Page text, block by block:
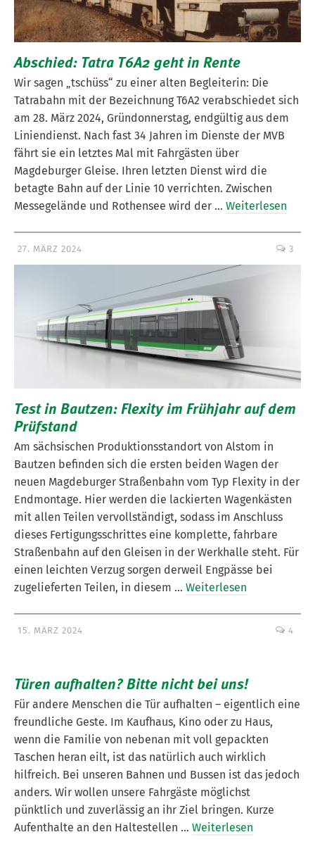
Abschied: Tatra T6A2 geht in Rente
Wir sagen „tschüss“ zu einer alten Begleiterin: Die
Tatrabahn mit der Bezeichnung T6A2 verabschiedet sich
am 28. März 2024, Gründonnerstag, endgültig aus dem
Liniendienst. Nach fast 34 Jahren im Dienste der MVB
fährt sie ein letztes Mal mit Fahrgästen über
Magdeburger Gleise. Ihren letzten Dienst wird die
betagte Bahn auf der Linie 10 verrichten. Zwischen
Messegelände und Rothensee wird der … Weiterlesen
27. MÄRZ 2024 3
Test in Bautzen: Flexity im Frühjahr auf dem
Prüfstand
Am sächsischen Produktionsstandort von Alstom in
Bautzen befinden sich die ersten beiden Wagen der
neuen Magdeburger Straßenbahn vom Typ Flexity in der
Endmontage. Hier werden die lackierten Wagenkästen
mit allen Teilen vervollständigt, sodass im Anschluss
dieses Fertigungsschrittes eine komplette, fahrbare
Straßenbahn auf den Gleisen in der Werkhalle steht. Für
einen leichten Verzug sorgen derweil Engpässe bei
zugelieferten Teilen, in diesem … Weiterlesen
15. MÄRZ 2024 4
Türen aufhalten? Bitte nicht bei uns!
Für andere Menschen die Tür aufhalten – eigentlich eine
freundliche Geste. Im Kaufhaus, Kino oder zu Haus,
wenn die Familie von nebenan mit voll gepackten
Taschen heran eilt, ist das natürlich auch wirklich
hilfreich. Bei unseren Bahnen und Bussen ist das jedoch
anders. Wir wollen unsere Fahrgäste möglichst
pünktlich und zuverlässig an ihr Ziel bringen. Kurze
Aufenthalte an den Haltestellen … Weiterlesen